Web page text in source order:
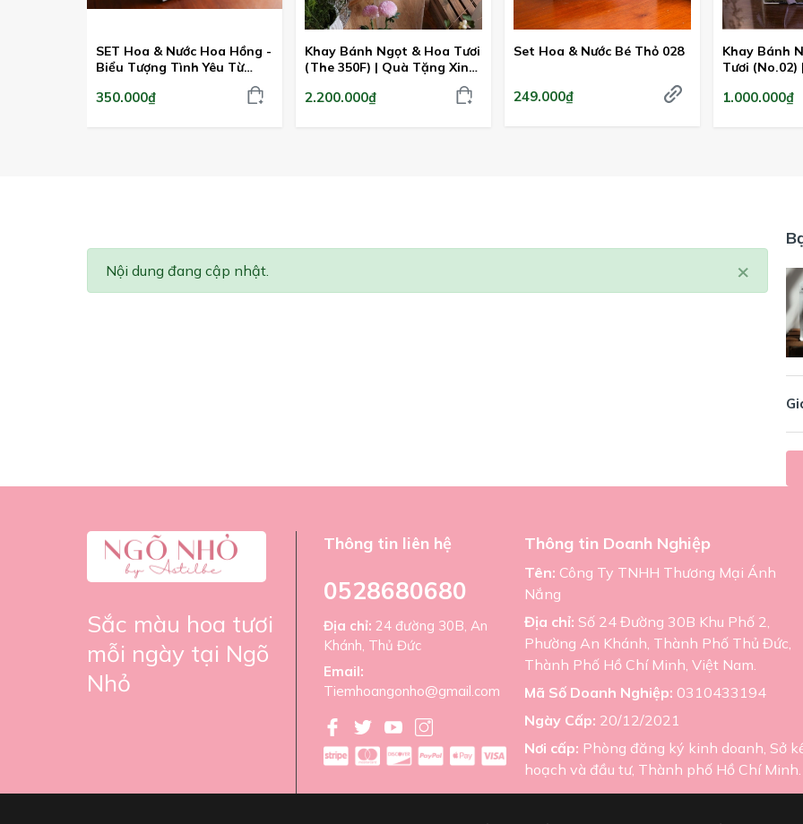
SET Hoa & Nước Hoa Hồng -
Biểu Tượng Tình Yêu Từ
350.000₫
Khay Bánh Ngọt & Hoa Tươi
(The 350F) | Quà Tặng Xinh
2.200.000₫
Set Hoa & Nước Bé Thỏ 028
249.000₫
Khay Bánh
Tươi
1.000.000₫
×
Nội dung đang cập nhật.
Sắc màu hoa tươi
mỗi ngày tại Ngõ
Nhỏ
Thông tin liên hệ
0528680680
Địa chỉ: 24 đường 30B, An
Khánh, Thủ Đức
Email:
Tiemhoangonho@gmail.com
Thông tin Doanh Nghiệp
Tên: Công Ty TNHH Thương Mại Ánh
Nắng
Địa chỉ: Số 24 Đường 30B Khu Phố 2,
Phường An Khánh, Thành Phố Thủ Đức,
Thành Phố Hồ Chí Minh, Việt Nam.
Mã Số Doanh Nghiệp: 0310433194
Ngày Cấp: 20/12/2021
Nơi cấp: Phòng đăng ký kinh doanh, Sở
hoạch và đầu tư, Thành phố Hồ Chí Minh.